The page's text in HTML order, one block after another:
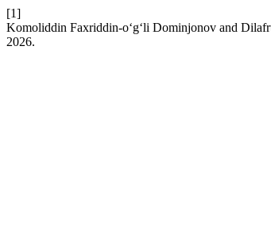
[1]
Komoliddin Faxriddin-o‘g‘li Dominjonov and
2026.